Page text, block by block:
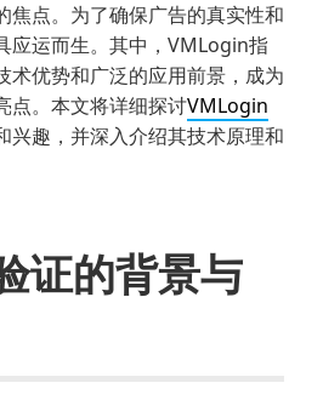
焦点。为了确保广告的真实性和
应运而生。其中，VMLogin指
术优势和广泛的应用前景，成为
点。本文将详细探讨VMLogin
兴趣，并深入介绍其技术原理和
证的背景与